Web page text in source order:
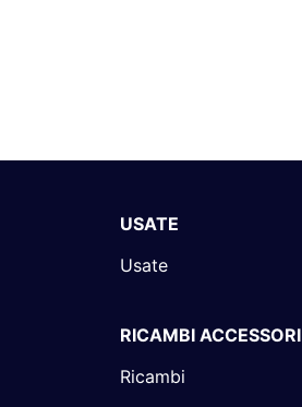
USATE
Usate
RICAMBI ACCESSORI
Ricambi